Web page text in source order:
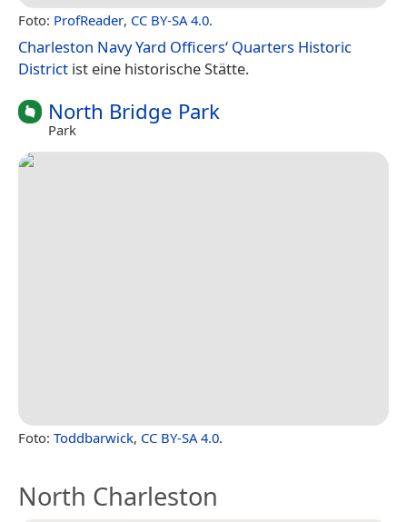
Foto: ProfReader, CC BY-SA 4.0.
Charleston Navy Yard Officers‘ Quarters Historic
District ist eine historische Stätte.
North Bridge Park
Park
Foto: Toddbarwick, CC BY-SA 4.0.
North Charleston